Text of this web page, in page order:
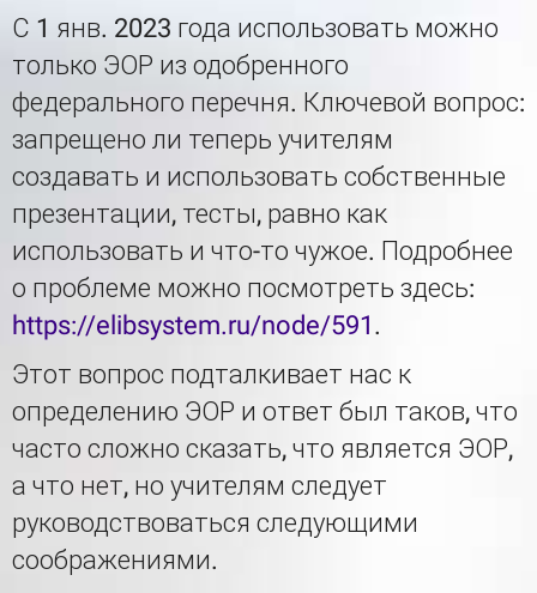
С 1 янв. 2023 года использовать можно
только ЭОР из одобренного
федерального перечня. Ключевой вопрос:
запрещено ли теперь учителям
создавать и использовать собственные
презентации, тесты, равно как
использовать и что-то чужое. Подробнее
о проблеме можно посмотреть здесь:
https://elibsystem.ru/node/591 .
Этот вопрос подталкивает нас к
определению ЭОР и ответ был таков, что
часто сложно сказать, что является ЭОР,
а что нет, но учителям следует
руководствоваться следующими
соображениями.